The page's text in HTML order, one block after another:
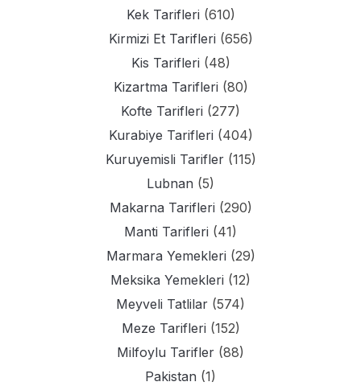
Kek Tarifleri (610)
Kirmizi Et Tarifleri (656)
Kis Tarifleri (48)
Kizartma Tarifleri (80)
Kofte Tarifleri (277)
Kurabiye Tarifleri (404)
Kuruyemisli Tarifler(115)
Lubnan (5)
Makarna Tarifleri (290)
Manti Tarifleri (41)
Marmara Yemekleri (29)
Meksika Yemekleri (12)
Meyveli Tatlilar (574)
Meze Tarifleri (152)
Milfoylu Tarifler (88)
Pakistan (1)